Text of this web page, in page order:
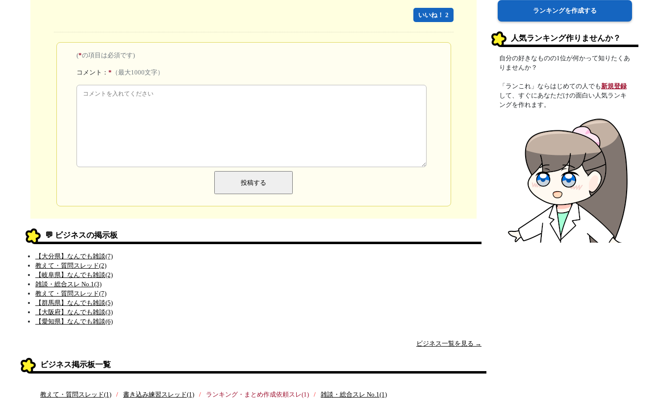
いいね！ 2
(*の項目は必須です)
コメント：* （最大1000文字）
💬 ビジネスの掲示板
【大分県】なんでも雑談(7)
教えて・質問スレッド(2)
【岐阜県】なんでも雑談(2)
雑談・総合スレ No.1(3)
教えて・質問スレッド(7)
【群馬県】なんでも雑談(5)
【大阪府】なんでも雑談(3)
【愛知県】なんでも雑談(6)
ビジネス一覧を見る →
ビジネス掲示板一覧
教えて・質問スレッド(1) 書き込み練習スレッド(1) ランキング・まとめ作成依頼スレ(1) 雑談・総合スレ No.1(1)
ランキングを作成する
人気ランキング作りませんか？
自分の好きなものの1位が何かって知りたくあ
りませんか？
「ランこれ」ならはじめての人でも新規登録
して、すぐにあなただけの面白い人気ランキ
ングを作れます。